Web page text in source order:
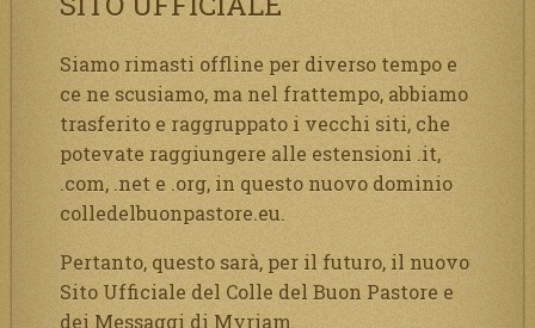
Siamo rimasti offline per diverso tempo e
ce ne scusiamo, ma nel frattempo, abbiamo
trasferito e raggruppato i vecchi siti, che
potevate raggiungere alle estensioni .it,
.com, .net e .org, in questo nuovo dominio
colledelbuonpastore.eu.
Pertanto, questo sarà, per il futuro, il nuovo
Sito Ufficiale del Colle del Buon Pastore e
dei Messaggi di Myriam.